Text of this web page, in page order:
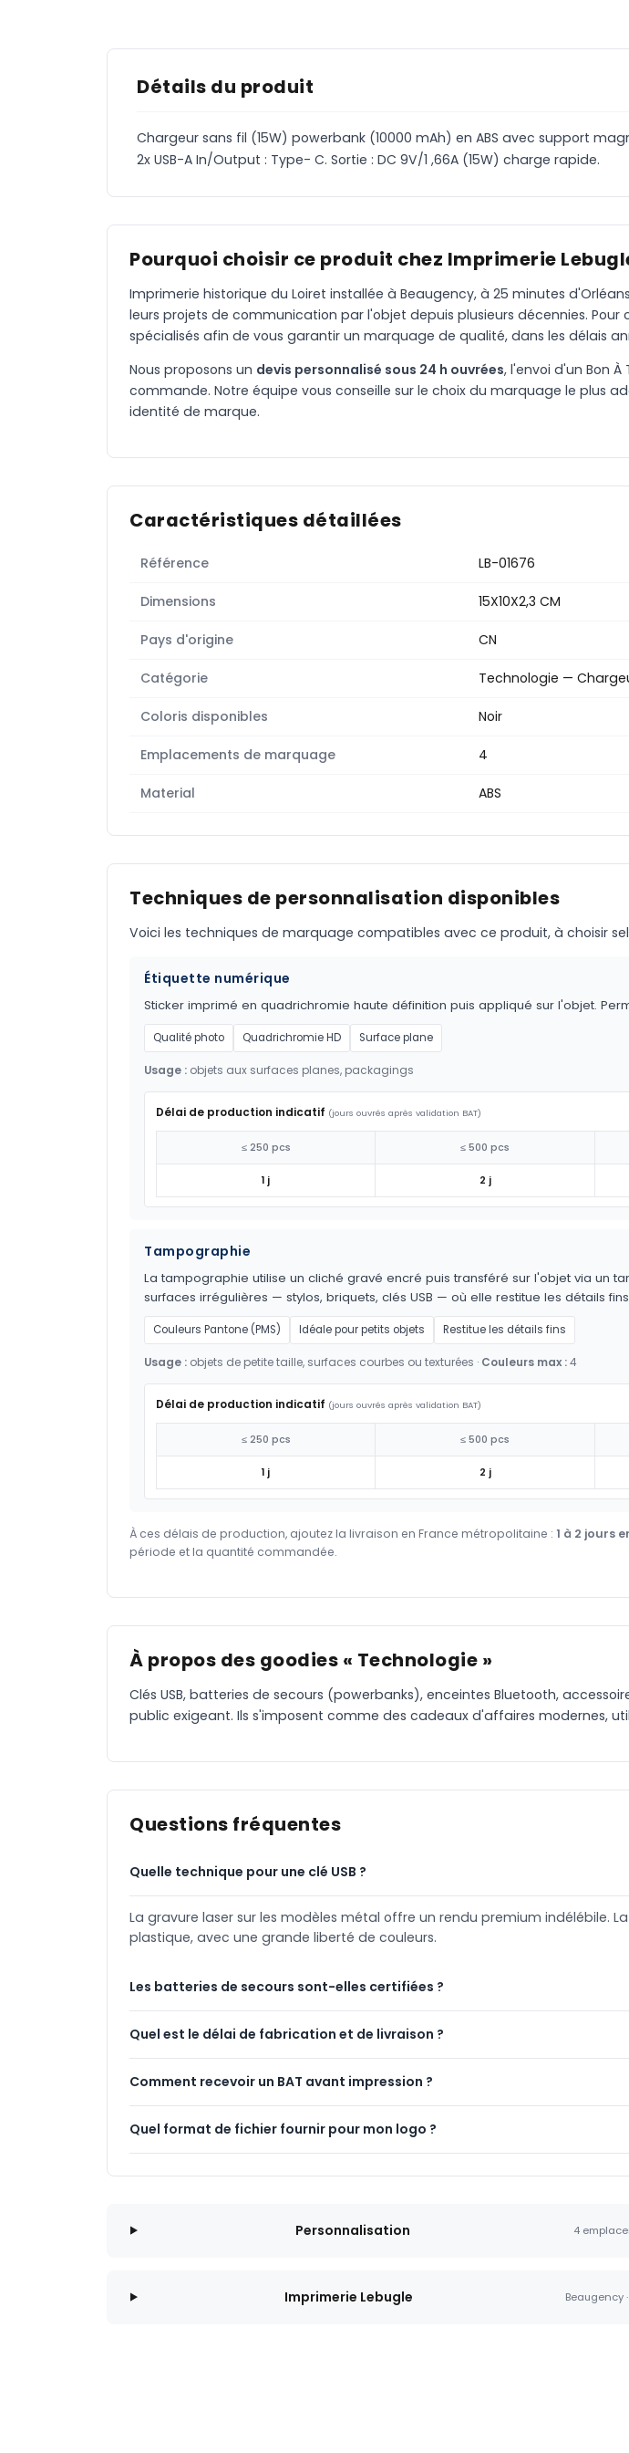
Détails du produit
Chargeur sans fil (15W) powerbank (10000 mAh) en ABS avec support
2x USB-A In/Output : Type- C. Sortie : DC 9V/1 ,66A (15W) charge rapide.
Pourquoi choisir ce produit chez Imprimerie
Imprimerie historique du Loiret installée à Beaugency, à 25 minutes
leurs projets de communication par l'objet depuis plusieurs décennies. Pour
spécialisés afin de vous garantir un marquage de qualité, dans les délais
Nous proposons un devis personnalisé sous 24 h ouvrées, l'envoi d'un Bon
commande. Notre équipe vous conseille sur le choix du marquage le plus
identité de marque.
Caractéristiques détaillées
Référence LB-01676
Dimensions 15X10X2,3 CM
Pays d'origine CN
Catégorie Technologie —
Coloris disponibles Noir
Emplacements de marquage 4
Material ABS
Techniques de personnalisation disponibles
Voici les techniques de marquage compatibles avec ce produit, à choisir
Étiquette numérique
Sticker imprimé en quadrichromie haute définition puis appliqué sur l'objet.
Qualité photo Quadrichromie HD Surface plane
Usage : objets aux surfaces planes, packagings
Délai de production indicatif (jours ouvrés après validation BAT)
≤ 250 pcs ≤ 500 pcs
1 j 2 j
Tampographie
La tampographie utilise un cliché gravé encré puis transféré sur l'objet via un
surfaces irrégulières — stylos, briquets, clés USB — où elle restitue les détails
Couleurs Pantone (PMS) Idéale pour petits objets Restitue les détails fins
Usage : objets de petite taille, surfaces courbes ou texturées · Couleurs max :4
Délai de production indicatif (jours ouvrés après validation BAT)
≤ 250 pcs ≤ 500 pcs
1 j 2 j
À ces délais de production, ajoutez la livraison en France métropolitaine : 1 à 2 jours
période et la quantité commandée.
À propos des goodies « Technologie »
Clés USB, batteries de secours (powerbanks), enceintes Bluetooth,
public exigeant. Ils s'imposent comme des cadeaux d'affaires modernes,
Questions fréquentes
Quelle technique pour une clé USB ?
La gravure laser sur les modèles métal offre un rendu premium indélébile.
plastique, avec une grande liberté de couleurs.
Les batteries de secours sont-elles certifiées ?
Quel est le délai de fabrication et de livraison ?
Comment recevoir un BAT avant impression ?
Quel format de fichier fournir pour mon logo ?
Personnalisation 4
Imprimerie Lebugle Beaugency